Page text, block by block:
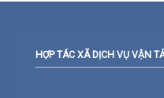
HỢP TÁC XÃ DỊCH VỤ VẬN